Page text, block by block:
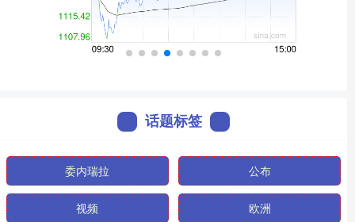
话题标签
委内瑞拉 公布
视频 欧洲